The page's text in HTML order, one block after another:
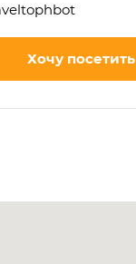
Хочу посетить